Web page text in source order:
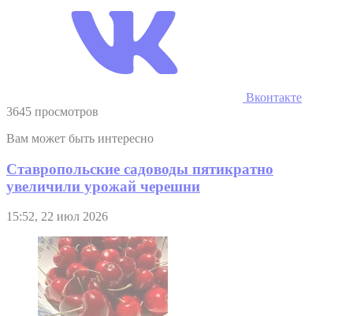
Вконтакте
3645 просмотров
Вам может быть интересно
Ставропольские садоводы пятикратно
увеличили урожай черешни
15:52, 22 июл 2026